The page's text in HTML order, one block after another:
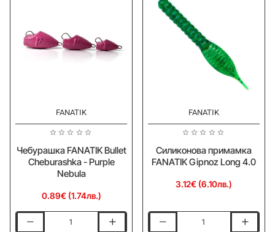
3324
FANATIK
Чебурашка FANATIK Bullet
Cheburashka - Purple
Nebula
0.89€ (1.74лв.)
FANATIK
Силиконова примамка
FANATIK Gipnoz Long 4.0
3.12€ (6.10лв.)